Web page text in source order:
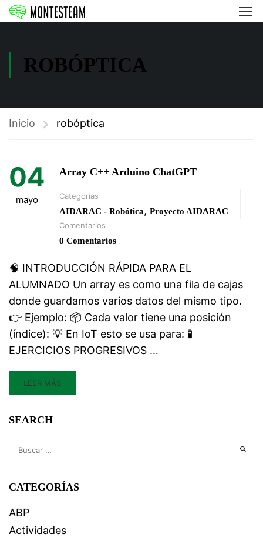
ROBÓPTICA
Inicio robóptica
04
mayo
Array C++ Arduino ChatGPT
Categorías
AIDARAC - Robótica, Proyecto AIDARAC
Comentarios
0 Comentarios
🧠 INTRODUCCIÓN RÁPIDA PARA EL
ALUMNADO Un array es como una fila de cajas
donde guardamos varios datos del mismo tipo.
👉 Ejemplo: 📦 Cada valor tiene una posición
(índice): 💡 En IoT esto se usa para: 🧪
EJERCICIOS PROGRESIVOS …
LEER MÁS
SEARCH
CATEGORÍAS
ABP
Actividades